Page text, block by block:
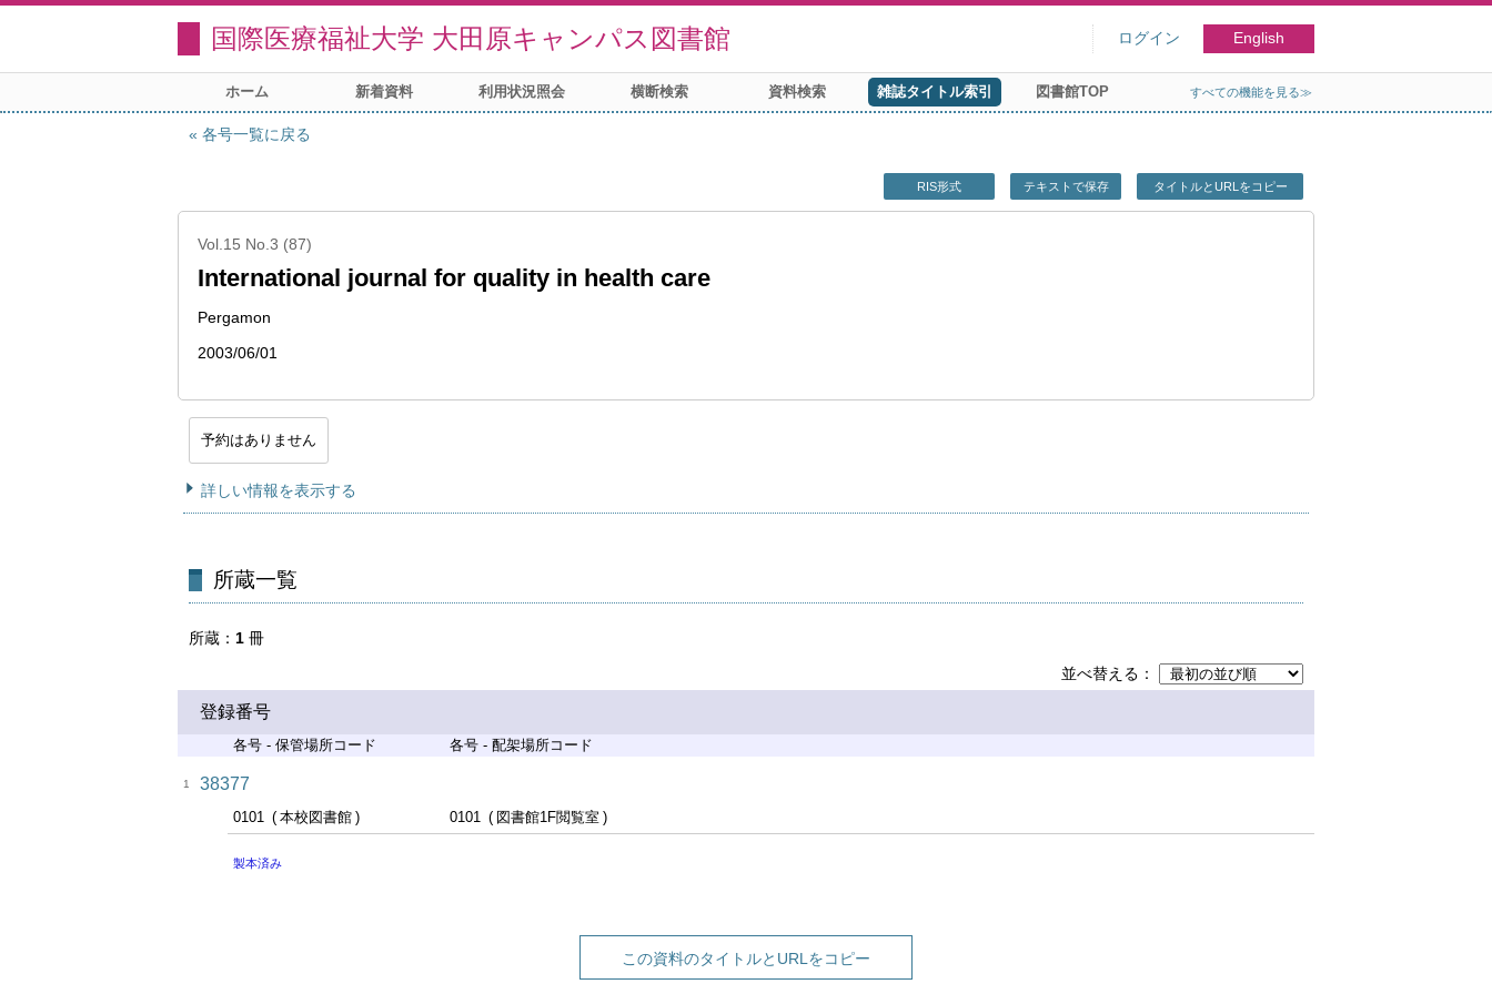
国際医療福祉大学 大田原キャンパス図書館 ログイン English
ホーム 新着資料 利用状況照会 横断検索 資料検索 雑誌タイトル索引 図書館TOP すべての機能を見る≫
各号一覧に戻る
RIS形式 テキストで保存 タイトルとURLをコピー
Vol.15 No.3 (87)
International journal for quality in health care
Pergamon
2003/06/01
予約はありません
詳しい情報を表示する
所蔵一覧
所蔵 1 冊
並べ替える
登録番号
各号 - 保管場所コード 各号 - 配架場所コード
1 38377
0101 本校図書館 0101 図書館1F閲覧室
製本済み
この資料のタイトルとURLをコピー